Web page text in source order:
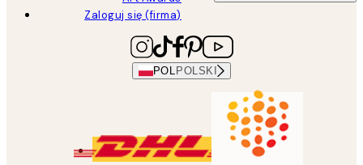
Zaloguj się (firma)
POL POLSKI